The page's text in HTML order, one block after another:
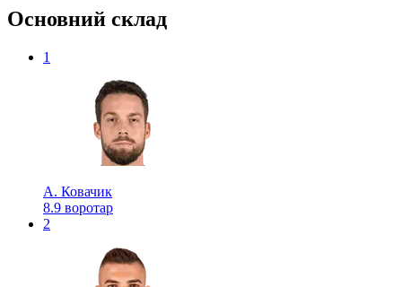
Основний склад
1
А. Ковачик
8.9 воротар
2